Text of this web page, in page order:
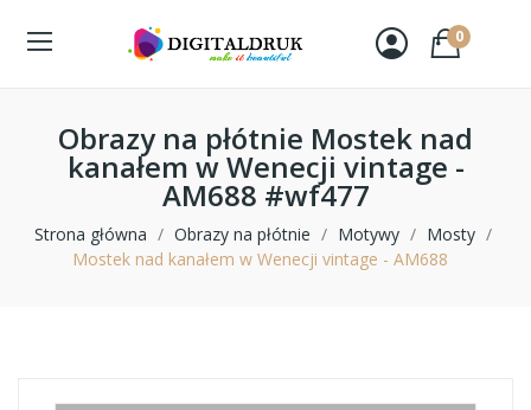
0
Obrazy na płótnie Mostek nad
kanałem w Wenecji vintage -
AM688 #wf477
Strona główna Obrazy na płótnie Motywy
Mosty
Mostek nad kanałem w Wenecji vintage - AM688